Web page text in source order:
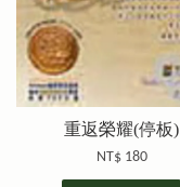
重返榮耀(停板)
NT$ 180